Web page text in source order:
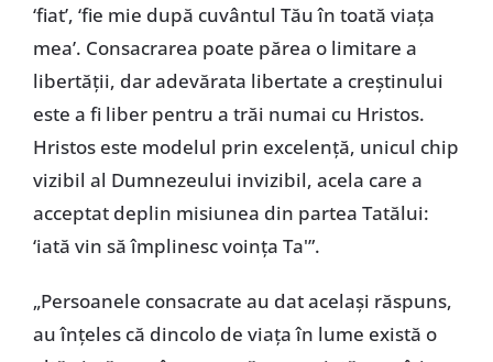
‘fiat’, ‘fie mie după cuvântul Tău în toată viaţa
mea’. Consacrarea poate părea o limitare a
libertăţii, dar adevărata libertate a creştinului
este a fi liber pentru a trăi numai cu Hristos.
Hristos este modelul prin excelenţă, unicul chip
vizibil al Dumnezeului invizibil, acela care a
acceptat deplin misiunea din partea Tatălui:
‘iată vin să împlinesc voinţa Ta'”.
„Persoanele consacrate au dat acelaşi răspuns,
au înţeles că dincolo de viaţa în lume există o